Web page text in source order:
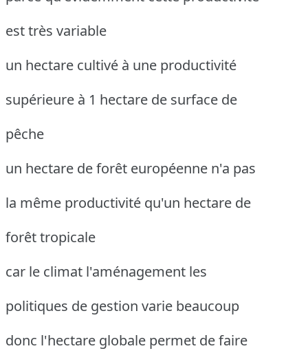
est très variable
un hectare cultivé à une productivité
supérieure à 1 hectare de surface de
pêche
un hectare de forêt européenne n'a pas
la même productivité qu'un hectare de
forêt tropicale
car le climat l'aménagement les
politiques de gestion varie beaucoup
donc l'hectare globale permet de faire